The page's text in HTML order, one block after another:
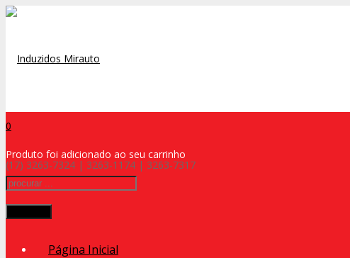
(17) 3263-7324 | 3263-1174 | 3263-7317
0
Produto foi adicionado ao seu carrinho
Página Inicial